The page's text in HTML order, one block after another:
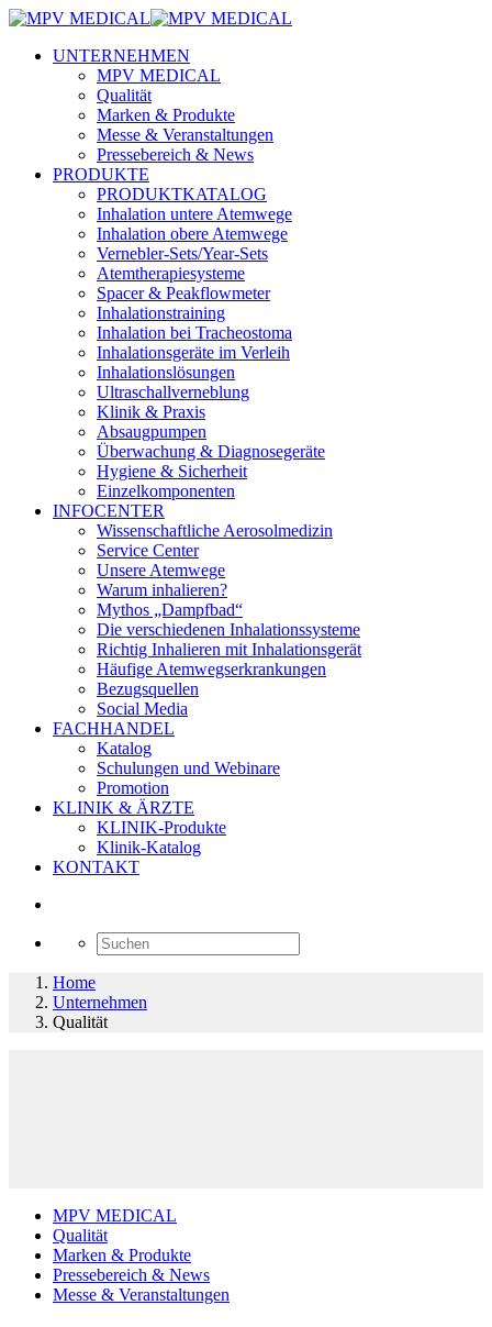
UNTERNEHMEN
MPV MEDICAL
Qualität
Marken & Produkte
Messe & Veranstaltungen
Pressebereich & News
PRODUKTE
PRODUKTKATALOG
Inhalation untere Atemwege
Inhalation obere Atemwege
Vernebler-Sets/Year-Sets
Atemtherapiesysteme
Spacer & Peakflowmeter
Inhalationstraining
Inhalation bei Tracheostoma
Inhalationsgeräte im Verleih
Inhalationslösungen
Ultraschallverneblung
Klinik & Praxis
Absaugpumpen
Überwachung & Diagnosegeräte
Hygiene & Sicherheit
Einzelkomponenten
INFOCENTER
Wissenschaftliche Aerosolmedizin
Service Center
Unsere Atemwege
Warum inhalieren?
Mythos „Dampfbad“
Die verschiedenen Inhalationssysteme
Richtig Inhalieren mit Inhalationsgerät
Häufige Atemwegserkrankungen
Bezugsquellen
Social Media
FACHHANDEL
Katalog
Schulungen und Webinare
Promotion
KLINIK & ÄRZTE
KLINIK-Produkte
Klinik-Katalog
KONTAKT
Home
Unternehmen
Qualität
MPV MEDICAL
Qualität
Marken & Produkte
Pressebereich & News
Messe & Veranstaltungen